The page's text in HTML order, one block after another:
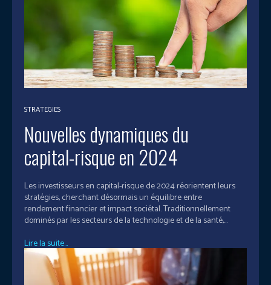
STRATEGIES
Nouvelles dynamiques du
capital-risque en 2024
Les investisseurs en capital-risque de 2024 réorientent leurs
stratégies, cherchant désormais un équilibre entre
rendement financier et impact sociétal. Traditionnellement
dominés par les secteurs de la technologie et de la santé,...
Lire la suite...